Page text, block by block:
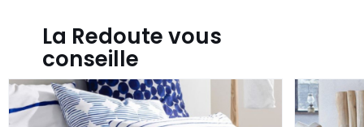
La Redoute vous
conseille